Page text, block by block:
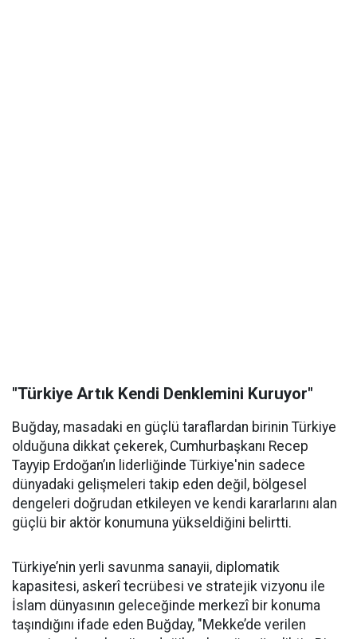
"Türkiye Artık Kendi Denklemini Kuruyor"
Buğday, masadaki en güçlü taraflardan birinin Türkiye
olduğuna dikkat çekerek, Cumhurbaşkanı Recep
Tayyip Erdoğan’ın liderliğinde Türkiye'nin sadece
dünyadaki gelişmeleri takip eden değil, bölgesel
dengeleri doğrudan etkileyen ve kendi kararlarını alan
güçlü bir aktör konumuna yükseldiğini belirtti.
Türkiye’nin yerli savunma sanayii, diplomatik
kapasitesi, askerî tecrübesi ve stratejik vizyonu ile
İslam dünyasının geleceğinde merkezî bir konuma
taşındığını ifade eden Buğday, "Mekke’de verilen